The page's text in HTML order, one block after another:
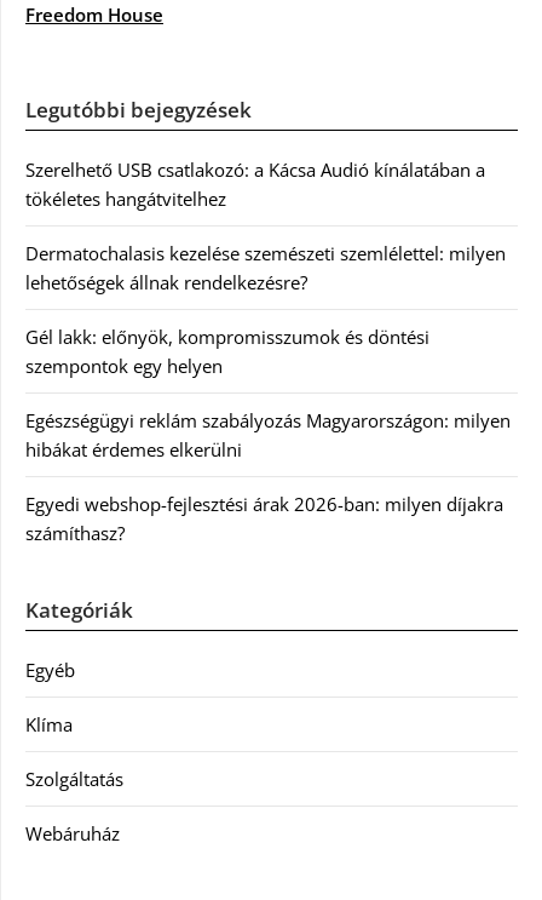
Freedom House
Legutóbbi bejegyzések
Szerelhető USB csatlakozó: a Kácsa Audió kínálatában a
tökéletes hangátvitelhez
Dermatochalasis kezelése szemészeti szemlélettel: milyen
lehetőségek állnak rendelkezésre?
Gél lakk: előnyök, kompromisszumok és döntési
szempontok egy helyen
Egészségügyi reklám szabályozás Magyarországon: milyen
hibákat érdemes elkerülni
Egyedi webshop-fejlesztési árak 2026-ban: milyen díjakra
számíthasz?
Kategóriák
Egyéb
Klíma
Szolgáltatás
Webáruház